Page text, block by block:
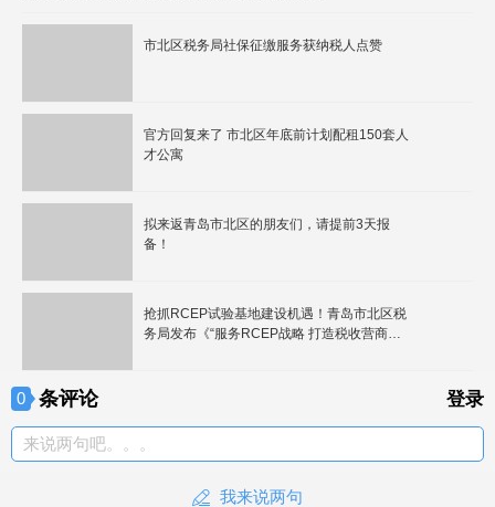
市北区税务局社保征缴服务获纳税人点赞
官方回复来了 市北区年底前计划配租150套人
才公寓
拟来返青岛市北区的朋友们，请提前3天报
备！
抢抓RCEP试验基地建设机遇！青岛市北区税
务局发布《“服务RCEP战略 打造税收营商环
0 条评论 登录
来说两句吧。。。
我来说两句